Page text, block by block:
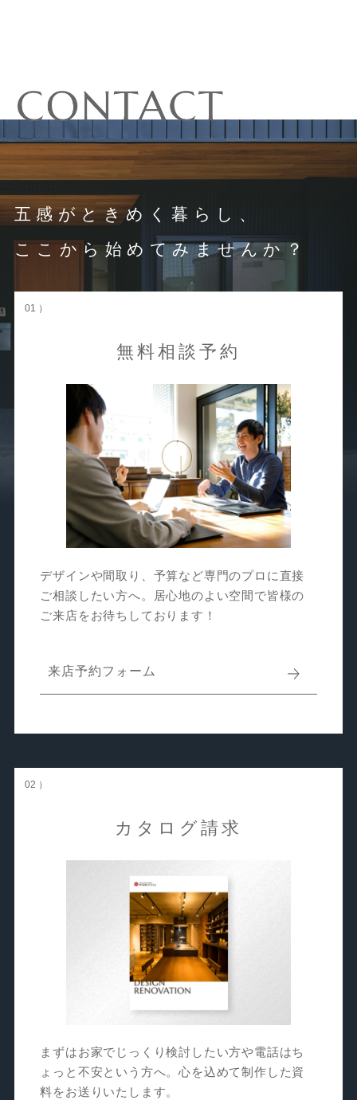
五感がときめく暮らし、
ここから始めてみませんか？
01 ）
無料相談予約
デザインや間取り、予算など専門のプロに直接
ご相談したい方へ。居心地のよい空間で皆様の
ご来店をお待ちしております！
来店予約フォーム
02 ）
カタログ請求
まずはお家でじっくり検討したい方や電話はち
ょっと不安という方へ。心を込めて制作した資
料をお送りいたします。